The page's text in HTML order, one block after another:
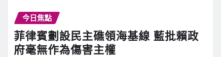
今日焦點
菲律賓劃設民主礁領海基線 藍批賴政
府毫無作為傷害主權